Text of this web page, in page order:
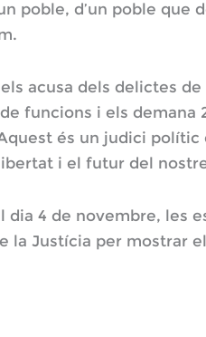
poble, d’un poble que
acusa dels delictes
funcions i els demana
és un judici polític
i el futur del
dia 4 de novembre, les
la Justícia per mostrar